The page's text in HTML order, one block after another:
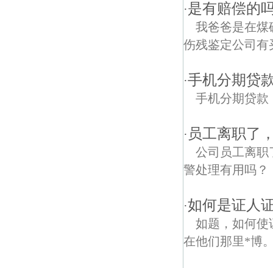
·是有赔偿的
我爸爸是在煤
伤残鉴定公司有
·手机分期贷
手机分期贷款
· 员工离职了
公司员工离职
警处理有用吗？
·如何是证人
如题，如何使
在他们那里*博